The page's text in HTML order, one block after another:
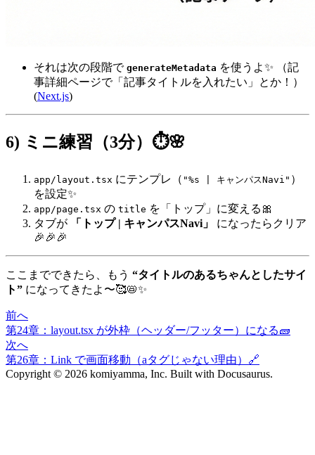
それは次の段階で generateMetadata を使うよ✨ （記
事詳細ページで「記事タイトルを入れたい」とか！）
(Next.js)
6) ミニ練習（3分）⏱️🌸
app/layout.tsx にテンプレ（ "%s | キャンパスNavi" ）
を設定✨
app/page.tsx の title を「トップ」に変える🎀
タブが
「トップ | キャンパスNavi」
になったらクリア
🎉🎉🎉
ここまでできたら、もう “タイトルのあるちゃんとしたサイ
ト” になってきたよ〜🥰📛✨
前へ
第24章：layout.tsx が外枠（ヘッダー/フッター）になる🧱
次へ
第26章：Link で画面移動（aタグじゃない理由）🔗
Copyright © 2026 komiyamma, Inc. Built with Docusaurus.